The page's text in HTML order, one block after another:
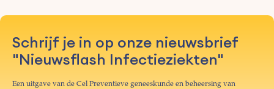
Schrijf je in op onze nieuwsbrief
"Nieuwsflash Infectieziekten"
Een uitgave van de Cel Preventieve geneeskunde en beheersing van